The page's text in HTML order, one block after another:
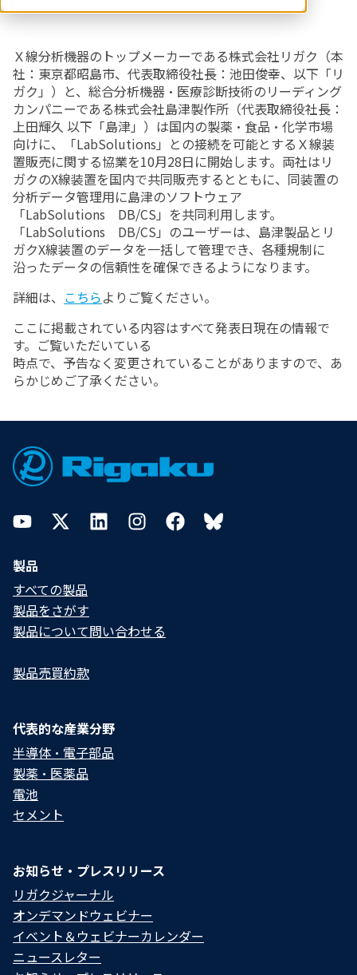
Ｘ線分析機器のトップメーカーである株式会社リガク（本
社：東京都昭島市、代表取締役社長：池田俊幸、以下「リ
ガク」）と、総合分析機器・医療診断技術のリーディング
カンパニーである株式会社島津製作所（代表取締役社長：
上田輝久 以下「島津」）は国内の製薬・食品・化学市場
向けに、「LabSolutions」との接続を可能とするＸ線装
置販売に関する協業を10月28日に開始します。両社はリ
ガクのX線装置を国内で共同販売するとともに、同装置の
分析データ管理用に島津のソフトウェア
「LabSolutions DB/CS」を共同利用します。
「LabSolutions DB/CS」のユーザーは、島津製品とリ
ガクX線装置のデータを一括して管理でき、各種規制に
沿ったデータの信頼性を確保できるようになります。
詳細は、 こちらよりご覧ください。
ここに掲載されている内容はすべて発表日現在の情報で
す。ご覧いただいている
時点で、予告なく変更されていることがありますので、あ
らかじめご了承ください。
Footer
YouTubeTwitterLinkedInInstagramFacebookBluesky
製品
すべての製品
製品をさがす
製品について問い合わせる​
製品売買約款
代表的な産業分野
半導体・電子部品
製薬・医薬品
電池
セメント
お知らせ・プレスリリース
リガクジャーナル
オンデマンドウェビナー
イベント＆ウェビナーカレンダー
ニュースレター